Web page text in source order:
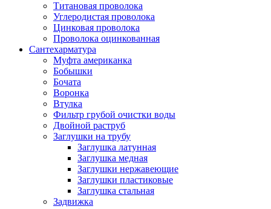
Титановая проволока
Углеродистая проволока
Цинковая проволока
Проволока оцинкованная
Сантехарматура
Муфта американка
Бобышки
Бочата
Воронка
Втулка
Фильтр грубой очистки воды
Двойной раструб
Заглушки на трубу
Заглушка латунная
Заглушка медная
Заглушки нержавеющие
Заглушки пластиковые
Заглушка стальная
Задвижка